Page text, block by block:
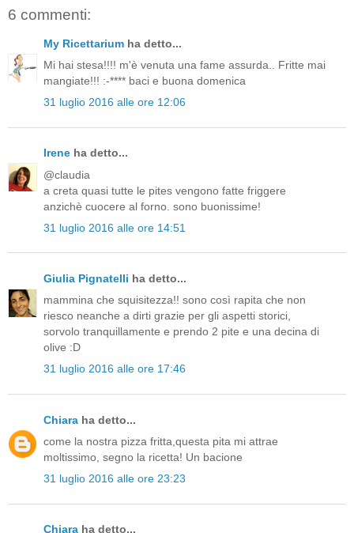
6 commenti:
My Ricettarium ha detto...
Mi hai stesa!!!! m'è venuta una fame assurda.. Fritte mai
mangiate!!! :-**** baci e buona domenica
31 luglio 2016 alle ore 12:06
Irene ha detto...
@claudia
a creta quasi tutte le pites vengono fatte friggere
anzichè cuocere al forno. sono buonissime!
31 luglio 2016 alle ore 14:51
Giulia Pignatelli ha detto...
mammina che squisitezza!! sono così rapita che non
riesco neanche a dirti grazie per gli aspetti storici,
sorvolo tranquillamente e prendo 2 pite e una decina di
olive :D
31 luglio 2016 alle ore 17:46
Chiara ha detto...
come la nostra pizza fritta,questa pita mi attrae
moltissimo, segno la ricetta! Un bacione
31 luglio 2016 alle ore 23:23
Chiara ha detto...